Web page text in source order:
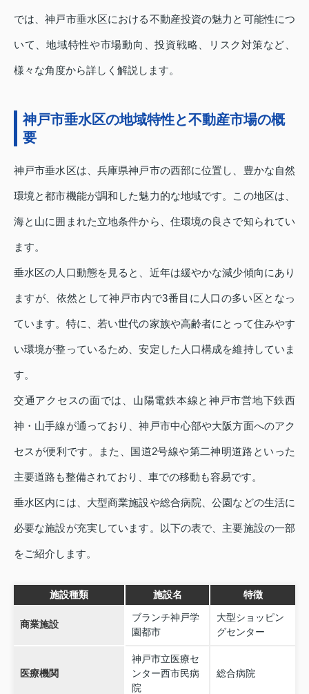
では、神戸市垂水区における不動産投資の魅力と可能性につ
いて、地域特性や市場動向、投資戦略、リスク対策など、
様々な角度から詳しく解説します。
神戸市垂水区の地域特性と不動産市場の概
要
神戸市垂水区は、兵庫県神戸市の西部に位置し、豊かな自然
環境と都市機能が調和した魅力的な地域です。この地区は、
海と山に囲まれた立地条件から、住環境の良さで知られてい
ます。
垂水区の人口動態を見ると、近年は緩やかな減少傾向にあり
ますが、依然として神戸市内で3番目に人口の多い区となっ
ています。特に、若い世代の家族や高齢者にとって住みやす
い環境が整っているため、安定した人口構成を維持していま
す。
交通アクセスの面では、山陽電鉄本線と神戸市営地下鉄西
神・山手線が通っており、神戸市中心部や大阪方面へのアク
セスが便利です。また、国道2号線や第二神明道路といった
主要道路も整備されており、車での移動も容易です。
垂水区内には、大型商業施設や総合病院、公園などの生活に
必要な施設が充実しています。以下の表で、主要施設の一部
をご紹介します。
施設種類 施設名 特徴
商業施設
ブランチ神戸学
園都市
大型ショッピン
グセンター
医療機関
神戸市立医療セ
ンター西市民病
院
総合病院